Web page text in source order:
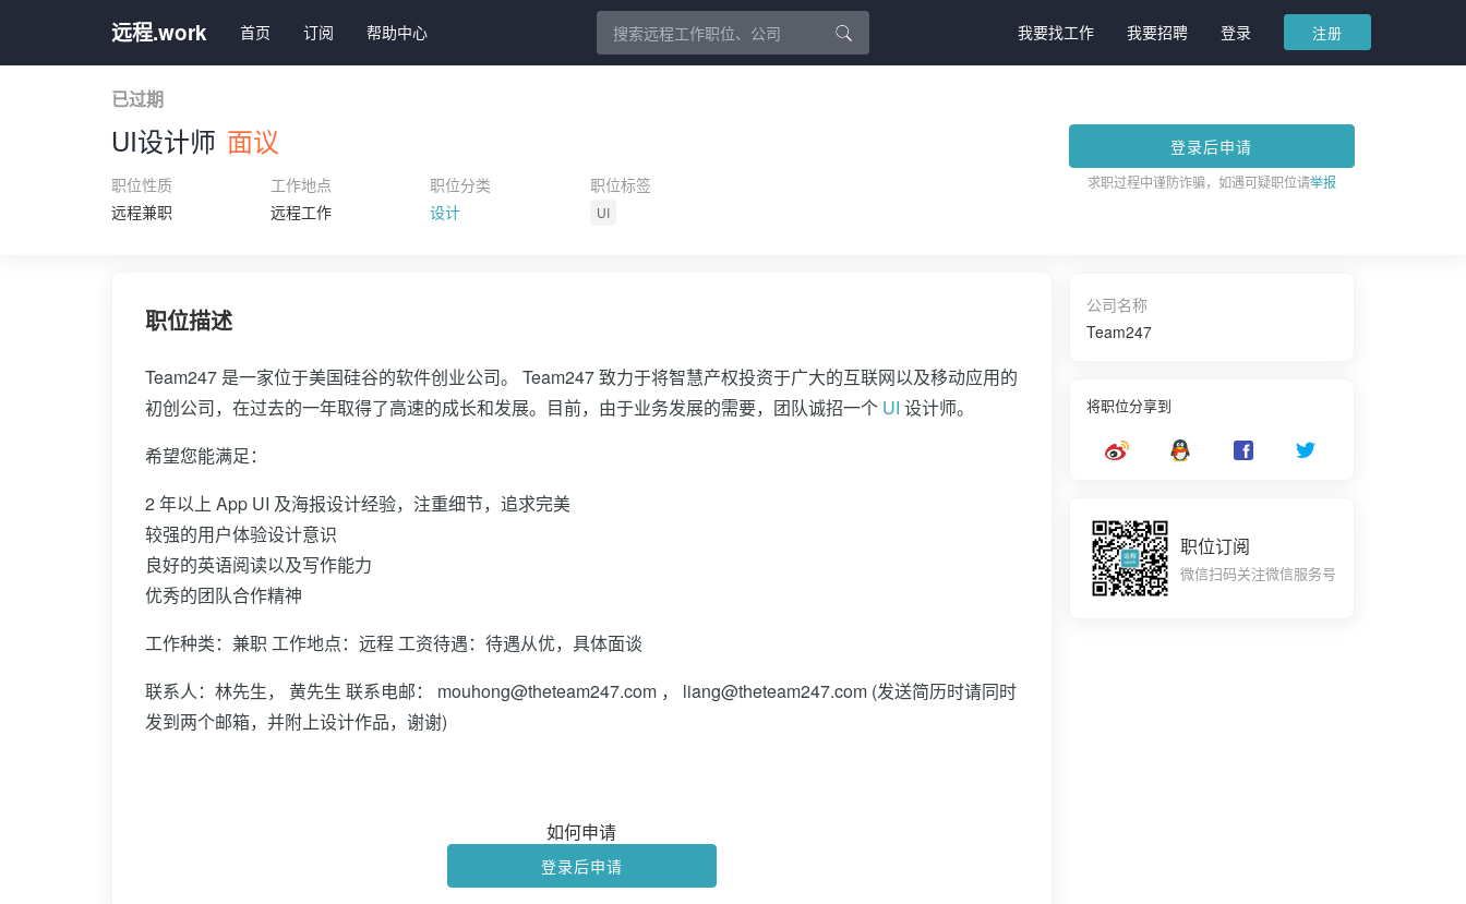
远程.work 首页 订阅 帮助中心 我要找工作 我要招聘 登录 注册
已过期
UI设计师 面议
职位性质
远程兼职
工作地点
远程工作
职位分类
设计
职位标签
UI
登录后申请
求职过程中谨防诈骗，如遇可疑职位请举报
职位描述
Team247 是一家位于美国硅谷的软件创业公司。 Team247 致力于将智慧产权投资于广大的互联网以及移动应用的
初创公司，在过去的一年取得了高速的成长和发展。目前，由于业务发展的需要，团队诚招一个 UI 设计师。
希望您能满足：
2 年以上 App UI 及海报设计经验，注重细节，追求完美
较强的用户体验设计意识
良好的英语阅读以及写作能力
优秀的团队合作精神
工作种类：兼职 工作地点：远程 工资待遇：待遇从优，具体面谈
联系人：林先生， 黄先生 联系电邮： mouhong@theteam247.com ， liang@theteam247.com (发送简历时请同时
发到两个邮箱，并附上设计作品，谢谢)
如何申请
登录后申请
公司名称
Team247
将职位分享到
职位订阅
微信扫码关注微信服务号